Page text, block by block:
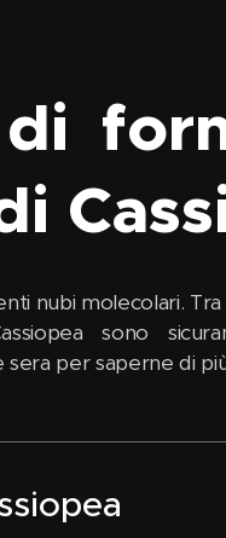
nubi molecolari.
sono
sera per saperne di